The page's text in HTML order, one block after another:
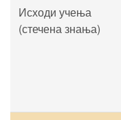
Исходи учења
(стечена знања)